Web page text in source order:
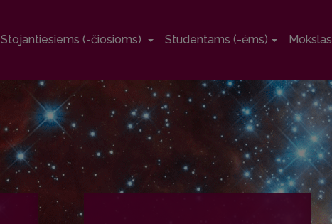
Stojantiesiems (-čiosioms) Studentams (-ėms) Mokslas